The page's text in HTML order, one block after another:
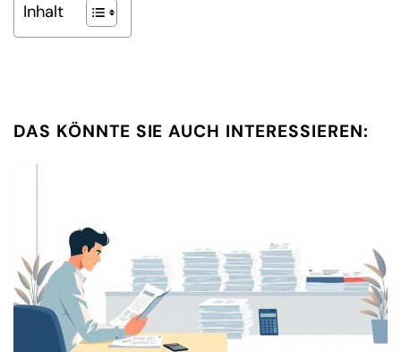
Inhalt
DAS KÖNNTE SIE AUCH INTERESSIEREN: